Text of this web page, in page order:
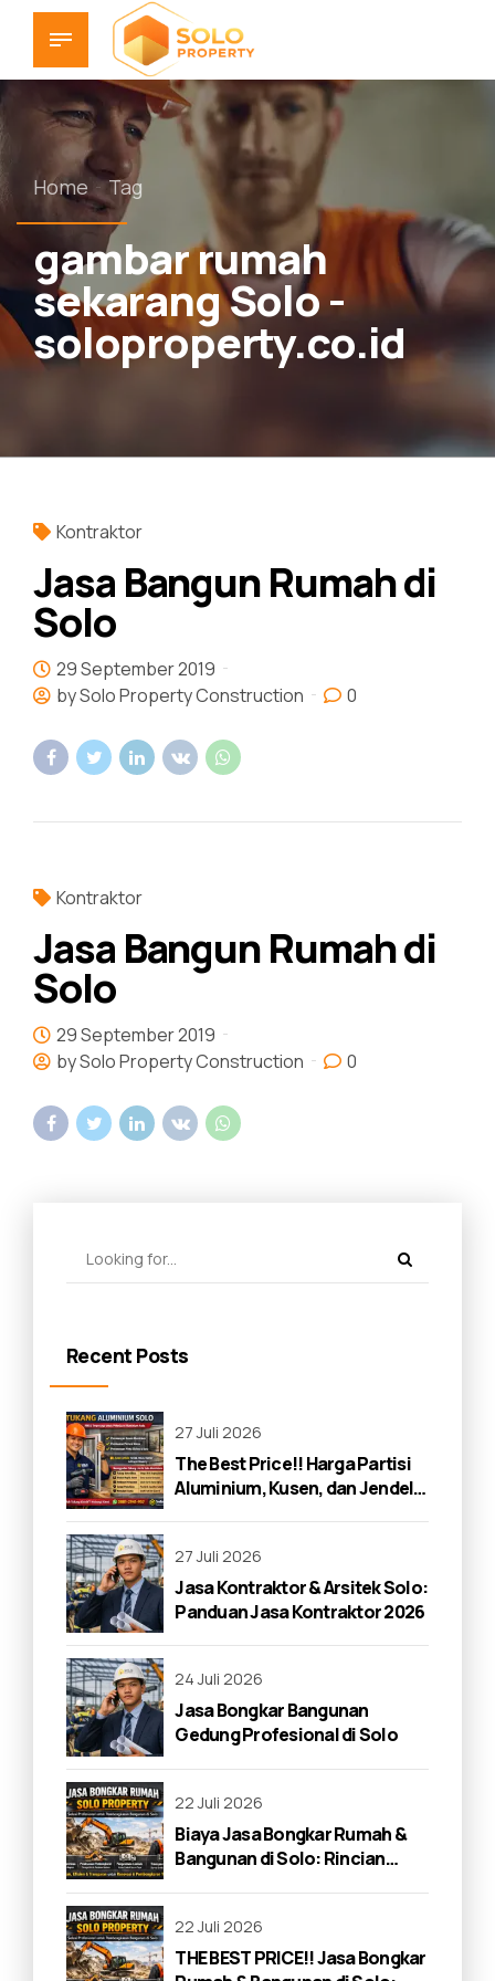
Home Tag
gambar rumah
sekarang Solo -
soloproperty.co.id
Kontraktor
Jasa Bangun Rumah di
Solo
29 September 2019
by Solo Property Construction
0
Kontraktor
Jasa Bangun Rumah di
Solo
29 September 2019
by Solo Property Construction
0
Recent Posts
27 Juli 2026
The Best Price!! Harga Partisi
Aluminium, Kusen, dan Jendela
27 Juli 2026
Jasa Kontraktor & Arsitek Solo:
Panduan Jasa Kontraktor 2026
24 Juli 2026
Jasa Bongkar Bangunan
Gedung Profesional di Solo
22 Juli 2026
Biaya Jasa Bongkar Rumah &
Bangunan di Solo: Rincian
22 Juli 2026
THE BEST PRICE!! Jasa Bongkar